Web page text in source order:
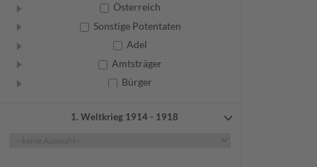
Österreich
Sonstige Potentaten
Adel
Amtsträger
Bürger
Geistliche
1. Weltkrieg 1914 - 1918